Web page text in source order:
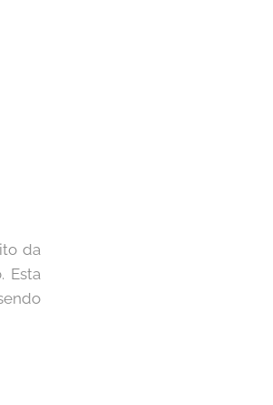
da
Esta